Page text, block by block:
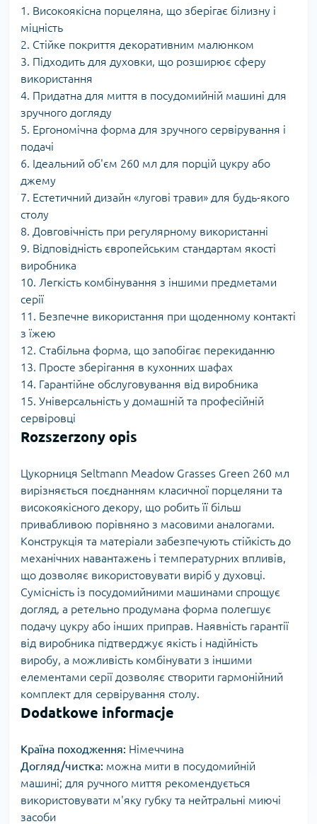
1. Високоякісна порцеляна, що зберігає білизну і
міцність
2. Стійке покриття декоративним малюнком
3. Підходить для духовки, що розширює сферу
використання
4. Придатна для миття в посудомийній машині для
зручного догляду
5. Ергономічна форма для зручного сервірування і
подачі
6. Ідеальний об'єм 260 мл для порцій цукру або
джему
7. Естетичний дизайн «лугові трави» для будь-якого
столу
8. Довговічність при регулярному використанні
9. Відповідність європейським стандартам якості
виробника
10. Легкість комбінування з іншими предметами
серії
11. Безпечне використання при щоденному контакті
з їжею
12. Стабільна форма, що запобігає перекиданню
13. Просте зберігання в кухонних шафах
14. Гарантійне обслуговування від виробника
15. Універсальність у домашній та професійній
сервіровці
Rozszerzony opis
Цукорниця Seltmann Meadow Grasses Green 260 мл
вирізняється поєднанням класичної порцеляни та
високоякісного декору, що робить її більш
привабливою порівняно з масовими аналогами.
Конструкція та матеріали забезпечують стійкість до
механічних навантажень і температурних впливів,
що дозволяє використовувати виріб у духовці.
Сумісність із посудомийними машинами спрощує
догляд, а ретельно продумана форма полегшує
подачу цукру або інших приправ. Наявність гарантії
від виробника підтверджує якість і надійність
виробу, а можливість комбінувати з іншими
елементами серії дозволяє створити гармонійний
комплект для сервірування столу.
Dodatkowe informacje
Країна походження: Німеччина
Догляд/чистка: можна мити в посудомийній
машині; для ручного миття рекомендується
використовувати м'яку губку та нейтральні миючі
засоби